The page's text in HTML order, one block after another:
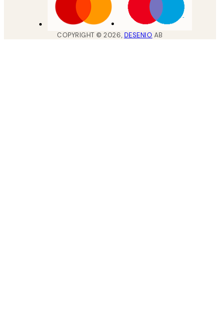
COPYRIGHT ©2026, DESENIO AB